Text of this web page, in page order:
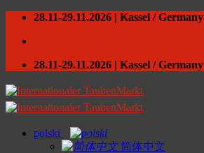
Skip
content
28.11-29.11.2026 | Kassel / Germany
28.11-29.11.2026 | Kassel / Germany
polski
简体中文